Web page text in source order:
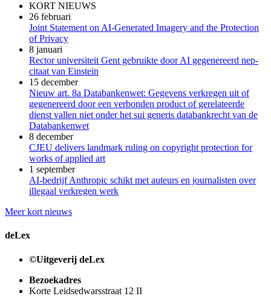
KORT NIEUWS
26 februari
Joint Statement on AI-Generated Imagery and the Protection
of Privacy
8 januari
Rector universiteit Gent gebruikte door AI gegenereerd nep-
citaat van Einstein
15 december
Nieuw art. 8a Databankenwet: Gegevens verkregen uit of
gegenereerd door een verbonden product of gerelateerde
dienst vallen niet onder het sui generis databankrecht van de
Databankenwet
8 december
CJEU delivers landmark ruling on copyright protection for
works of applied art
1 september
AI-bedrijf Anthropic schikt met auteurs en journalisten over
illegaal verkregen werk
Meer kort nieuws
deLex
©Uitgeverij deLex
Bezoekadres
Korte Leidsedwarsstraat 12 II